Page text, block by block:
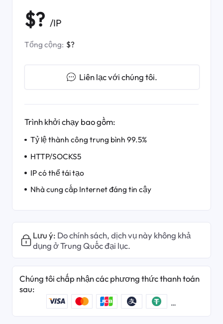
$? /IP
Tổng cộng: $?
Liên lạc với chúng tôi.
Trình khởi chạy bao gồm:
Tỷ lệ thành công trung bình 99.5%
HTTP/SOCKS5
IP có thể tái tạo
Nhà cung cấp Internet đáng tin cậy
Lưu ý: Do chính sách, dịch vụ này không khả
dụng ở Trung Quốc đại lục.
Chúng tôi chấp nhận các phương thức thanh toán
sau: